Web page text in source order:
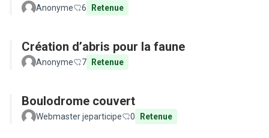
Anonyme 6 Retenue
Création d’abris pour la faune
Anonyme 7 Retenue
Boulodrome couvert
Webmaster jeparticipe 0 Retenue